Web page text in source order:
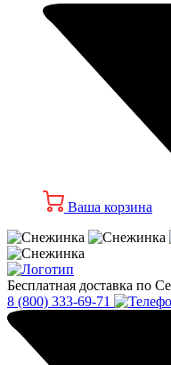
Ваша корзина
Бесплатная доставка по
8 (800) 333-69-71